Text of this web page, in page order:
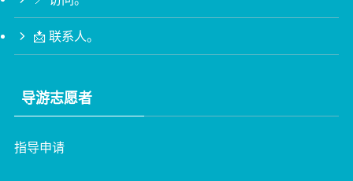
📩 联系人。
导游志愿者
指导申请